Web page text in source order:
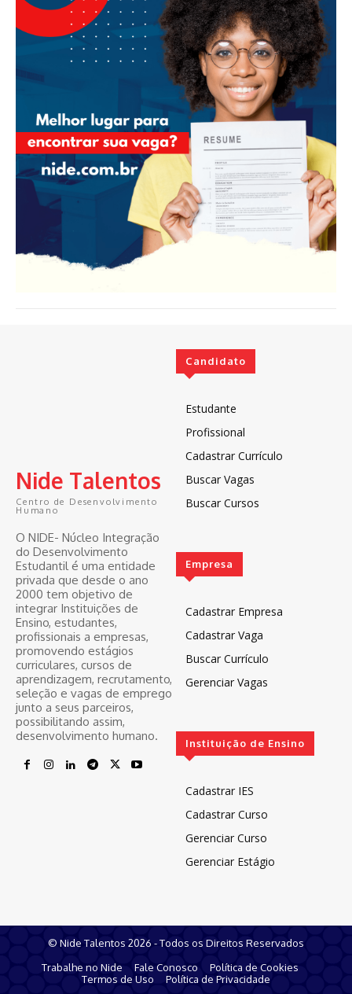
Nide Talentos
Centro de Desenvolvimento
Humano
O NIDE- Núcleo Integração
do Desenvolvimento
Estudantil é uma entidade
privada que desde o ano
2000 tem objetivo de
integrar Instituições de
Ensino, estudantes,
profissionais a empresas,
promovendo estágios
curriculares, cursos de
aprendizagem, recrutamento,
seleção e vagas de emprego
junto a seus parceiros,
possibilitando assim,
desenvolvimento humano.
Candidato
Estudante
Profissional
Cadastrar Currículo
Buscar Vagas
Buscar Cursos
Empresa
Cadastrar Empresa
Cadastrar Vaga
Buscar Currículo
Gerenciar Vagas
Instituição de Ensino
Cadastrar IES
Cadastrar Curso
Gerenciar Curso
Gerenciar Estágio
© Nide Talentos 2026 - Todos os Direitos Reservados
Trabalhe no Nide
Fale Conosco
Política de Cookies
Termos de Uso
Política de Privacidade